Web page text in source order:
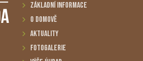
Základní informace
O domově
Aktuality
Fotogalerie